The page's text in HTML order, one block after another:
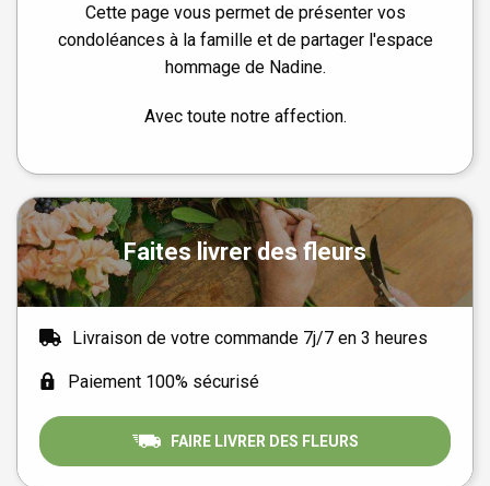
Cette page vous permet de présenter vos
condoléances à la famille et de partager l'espace
hommage de Nadine.
Avec toute notre affection.
Faites livrer des fleurs
Livraison de votre commande 7j/7 en 3 heures
Paiement 100% sécurisé
FAIRE LIVRER DES FLEURS